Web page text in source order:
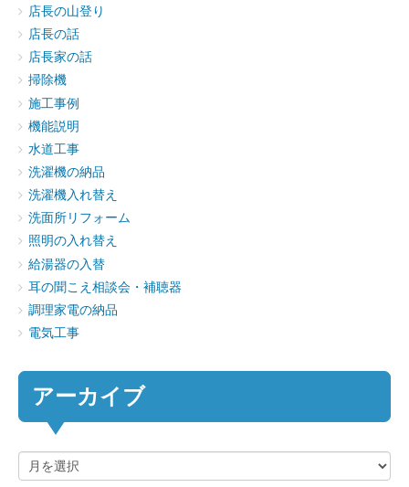
店長の山登り
店長の話
店長家の話
掃除機
施工事例
機能説明
水道工事
洗濯機の納品
洗濯機入れ替え
洗面所リフォーム
照明の入れ替え
給湯器の入替
耳の聞こえ相談会・補聴器
調理家電の納品
電気工事
アーカイブ